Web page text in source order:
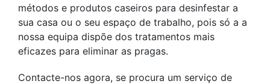
métodos e produtos caseiros para desinfestar a
sua casa ou o seu espaço de trabalho, pois só a a
nossa equipa dispõe dos tratamentos mais
eficazes para eliminar as pragas.
Contacte-nos agora, se procura um serviço de